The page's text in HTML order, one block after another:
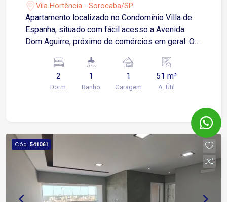
Vila Hortência - Sorocaba/SP
Apartamento localizado no Condomínio Villa de
Espanha, situado com fácil acesso a Avenida
Dom Aguirre, próximo de comércios em geral. O
cozinha com armários, 2 dormitórios, banheiro
social, área de serviço e 1 vaga de garagem
descoberta. O condomínio conta com área de
2
Dorm.
1
Banho
1
Garagem
51 m²
A. Útil
Cód. 541061